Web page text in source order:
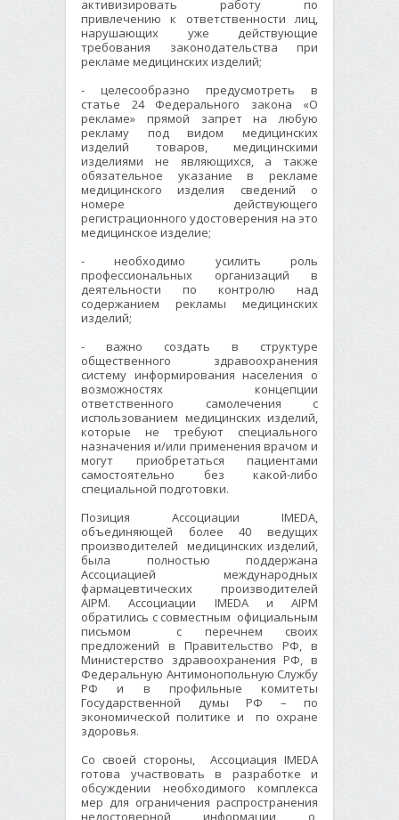
активизировать работу по
привлечению к ответственности лиц,
нарушающих уже действующие
требования законодательства при
рекламе медицинских изделий;
- целесообразно предусмотреть в
статье 24 Федерального закона «О
рекламе» прямой запрет на любую
рекламу под видом медицинских
изделий товаров, медицинскими
изделиями не являющихся, а также
обязательное указание в рекламе
медицинского изделия сведений о
номере действующего
регистрационного удостоверения на это
медицинское изделие;
- необходимо усилить роль
профессиональных организаций в
деятельности по контролю над
содержанием рекламы медицинских
изделий;
- важно создать в структуре
общественного здравоохранения
систему информирования населения о
возможностях концепции
ответственного самолечения с
использованием медицинских изделий,
которые не требуют специального
назначения и/или применения врачом и
могут приобретаться пациентами
самостоятельно без какой-либо
специальной подготовки.
Позиция Ассоциации IMEDA,
объединяющей более 40 ведущих
производителей медицинских изделий,
была полностью поддержана
Ассоциацией международных
фармацевтических производителей
AIPM. Ассоциации IMEDA и AIPM
обратились с совместным официальным
письмом с перечнем своих
предложений в Правительство РФ, в
Министерство здравоохранения РФ, в
Федеральную Антимонопольную Службу
РФ и в профильные комитеты
Государственной думы РФ – по
экономической политике и по охране
здоровья.
Со своей стороны, Ассоциация IMEDA
готова участвовать в разработке и
обсуждении необходимого комплекса
мер для ограничения распространения
недостоверной информации о